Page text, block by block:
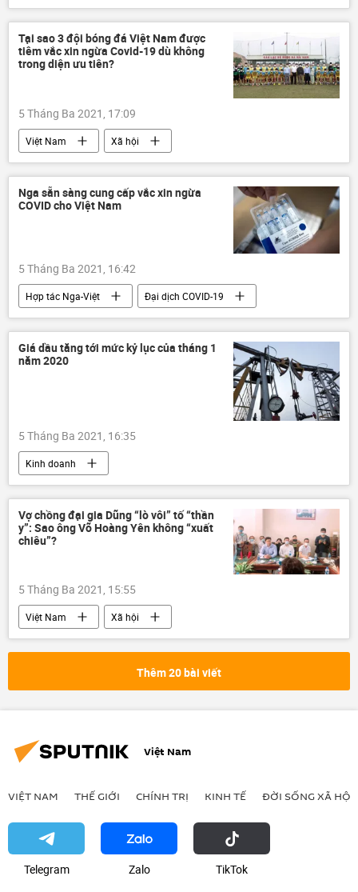
Tại sao 3 đội bóng đá Việt Nam được
tiêm vắc xin ngừa Covid-19 dù không
trong diện ưu tiên?
5 Tháng Ba 2021, 17:09
Việt Nam Xã hội
Nga sẵn sàng cung cấp vắc xin ngừa
COVID cho Việt Nam
5 Tháng Ba 2021, 16:42
Hợp tác Nga-Việt Đại dịch COVID-19
Giá dầu tăng tới mức kỷ lục của tháng 1
năm 2020
5 Tháng Ba 2021, 16:35
Kinh doanh
Vợ chồng đại gia Dũng “lò vôi” tố “thần
y”: Sao ông Võ Hoàng Yên không “xuất
chiêu”?
5 Tháng Ba 2021, 15:55
Việt Nam Xã hội
Thêm 20 bài viết
Việt Nam
VIỆT NAM THẾ GIỚI CHÍNH TRỊ KINH TẾ ĐỜI SỐNG XÃ HỘI
Telegram Zalo ТikТоk